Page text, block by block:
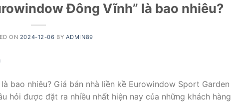
Đông Vĩnh” là bao nhiêu?
ON 2024-12-06 BY ADMIN89
bao nhiêu? Giá bán nhà liền kề Eurowindow Sport Garden
hỏi được đặt ra nhiều nhất hiện nay của những khách hàng